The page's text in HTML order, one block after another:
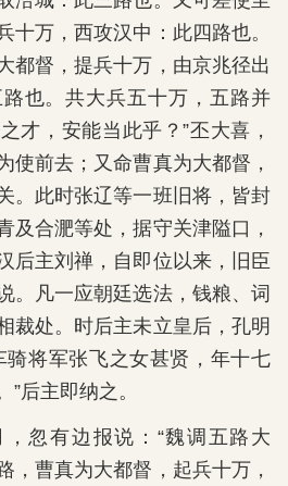
十万，西攻汉中：此四路也。
都督，提兵十万，由京兆径出
也。共大兵五十万，五路并
才，安能当此乎？”丕大喜，
使前去；又命曹真为大都督，
。此时张辽等一班旧将，皆封
及合淝等处，据守关津隘口，
后主刘禅，自即位以来，旧臣
。凡一应朝廷选法，钱粮、词
裁处。时后主未立皇后，孔明
骑将军张飞之女甚贤，年十七
后主即纳之。
忽有边报说：“魏调五路大
，曹真为大都督，起兵十万，